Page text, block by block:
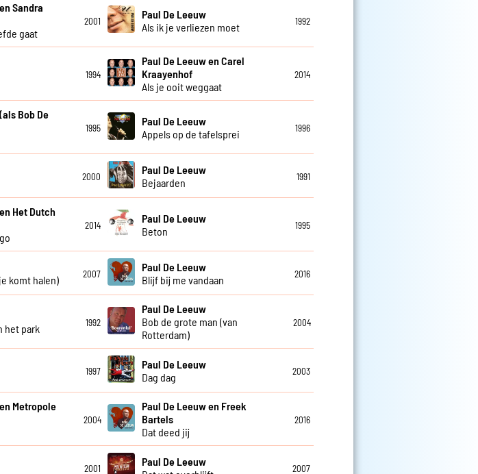
Sandra
gaat
2001
Paul De Leeuw
Als ik je verliezen moet
1992
1994
Paul De Leeuw en Carel
Kraayenhof
Als je ooit weggaat
2014
Bob De
1995
Paul De Leeuw
Appels op de tafelsprei
1996
2000
Paul De Leeuw
Bejaarden
1991
Het Dutch
2014
Paul De Leeuw
Beton
1995
komt halen)
2007
Paul De Leeuw
Blijf bij me vandaan
2016
het park
1992
Paul De Leeuw
Bob de grote man (van
Rotterdam)
2004
1997
Paul De Leeuw
Dag dag
2003
Metropole
2004
Paul De Leeuw en Freek
Bartels
Dat deed jij
2016
2001
Paul De Leeuw
2007